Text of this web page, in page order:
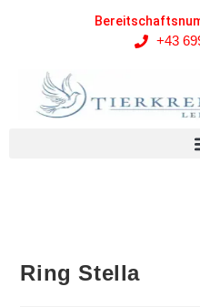
+43
Ring Stella